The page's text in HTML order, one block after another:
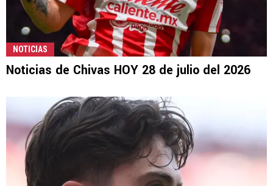
NOTICIAS
Noticias de Chivas HOY 28 de julio del 2026